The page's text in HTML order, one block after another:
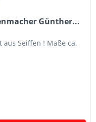
Günther...
Seiffen ! Maße ca.